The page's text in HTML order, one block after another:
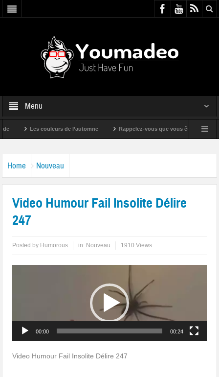
Menu
Les couleurs de l’automne Rappelez-vous que vous êtes super !
Home Nouveau
Video Humour Fail Insolite Délire
247
Posted by Humorous in: Nouveau 1910 Views
00:00 00:24
Video Humour Fail Insolite Délire 247